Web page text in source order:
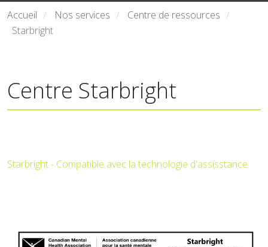
Accueil / Nos services / Centre de ressources /
Starbright
Centre Starbright
Starbright - Compatible avec la technologie d'assisstance